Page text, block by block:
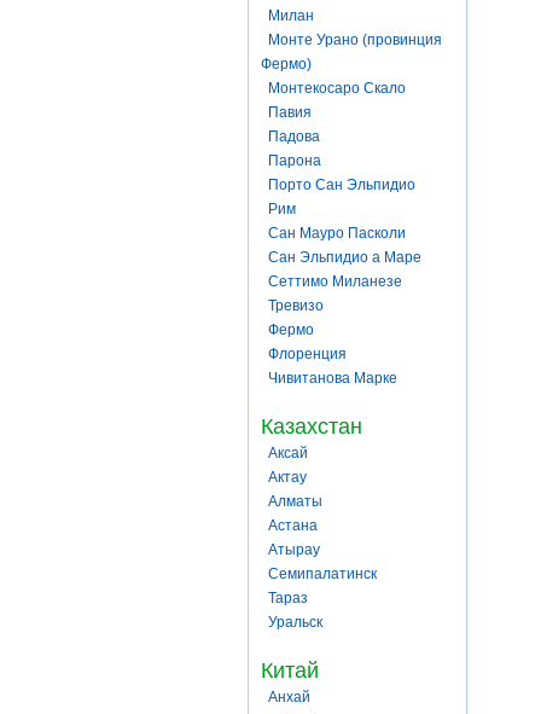
Милан
Монте Урано (провинция
Фермо)
Монтекосаро Скало
Павия
Падова
Парона
Порто Сан Эльпидио
Рим
Сан Мауро Пасколи
Сан Эльпидио а Маре
Сеттимо Миланезе
Тревизо
Фермо
Флоренция
Чивитанова Марке
Казахстан
Аксай
Актау
Алматы
Астана
Атырау
Семипалатинск
Тараз
Уральск
Китай
Анхай